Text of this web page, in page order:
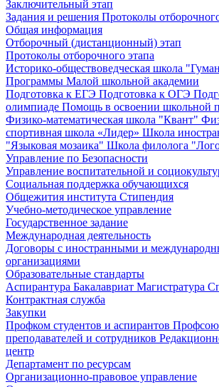
Заключительный этап
Задания и решения Протоколы
Общая информация
Отборочный (дистанционный) этап
Протоколы отборочного этапа
Историко-обществоведческая школа
Программы Малой школьной академии
Подготовка к ЕГЭ Подготовка к ОГЭ
олимпиаде Помощь в освоении школьной
Физико-математическая школа "Квант"
спортивная школа «Лидер» Школа
"Языковая мозаика" Школа филолога
Управление по Безопасности
Управление воспитательной и
Социальная поддержка обучающихся
Общежития института Стипендия
Учебно-методическое управление
Государственное задание
Международная деятельность
Договоры с иностранными и
организациями
Образовательные стандарты
Аспирантура Бакалавриат Магистратура
Контрактная служба
Закупки
Профком студентов и аспирантов
преподавателей и сотрудников
центр
Департамент по ресурсам
Организационно-правовое управление